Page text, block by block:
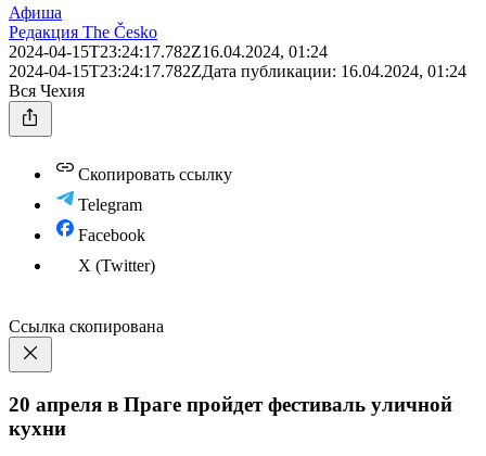
Афиша
Редакция The Česko
2024-04-15T23:24:17.782Z16.04.2024, 01:24
2024-04-15T23:24:17.782ZДата публикации: 16.04.2024, 01:24
Вся Чехия
Скопировать ссылку
Telegram
Facebook
X (Twitter)
Ссылка скопирована
20 апреля в Праге пройдет фестиваль уличной
кухни